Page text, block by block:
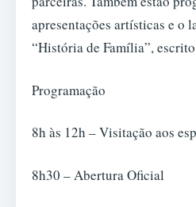
apresentações artísticas e o
“História de Família”,
Programação
8h às 12h – Visitação aos
8h30 – Abertura Oficial